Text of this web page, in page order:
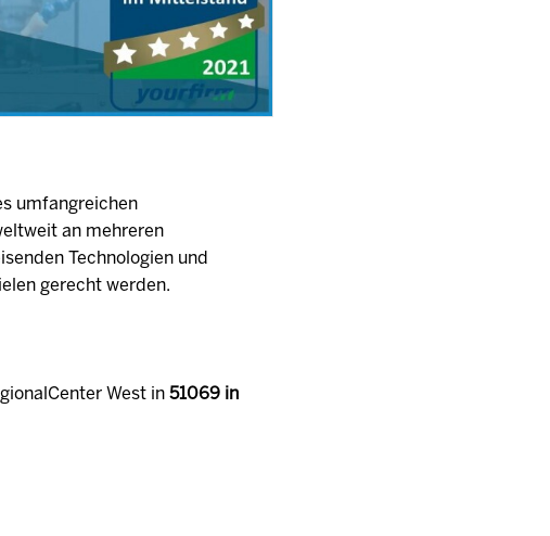
umfangreichen
an mehreren
Technologien und
gerecht werden.
West in 51069 in